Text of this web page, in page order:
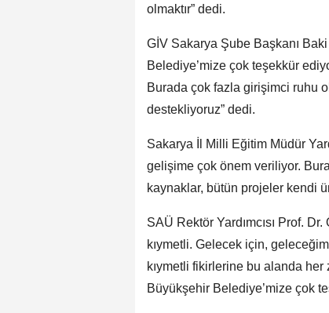
olmaktır” dedi.
GİV Sakarya Şube Başkanı
Belediye’mize çok teşekkür
Burada çok fazla girişimci ruhu
destekliyoruz” dedi.
Sakarya İl Milli Eğitim Müdür
gelişime çok önem veriliyor.
kaynaklar, bütün projeler kendi
SAÜ Rektör Yardımcısı Prof.
kıymetli. Gelecek için,
kıymetli fikirlerine bu alanda her
Büyükşehir Belediye’mize çok